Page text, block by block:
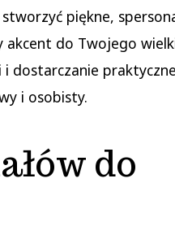
piękne,
do Twojego
dostarczanie
i osobisty.
do